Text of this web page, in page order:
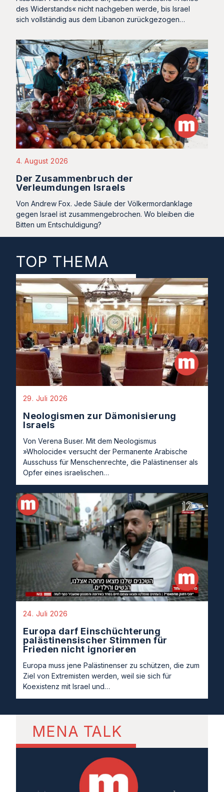
des Widerstands« nicht nachgeben werde, bis Israel
sich vollständig aus dem Libanon zurückgezogen…
4. August 2026
Der Zusammenbruch der
Verleumdungen Israels
Von Andrew Fox. Jede Säule der Völkermordanklage
gegen Israel ist zusammengebrochen. Wo bleiben die
Bitten um Entschuldigung?
TOP THEMA
29. Juli 2026
Neologismen zur Dämonisierung
Israels
Von Verena Buser. Mit dem Neologismus
»Wholocide« versucht der Permanente Arabische
Ausschuss für Menschenrechte, die Palästinenser als
Opfer eines israelischen…
24. Juli 2026
Europa darf Einschüchterung
palästinensischer Stimmen für
Frieden nicht ignorieren
Europa muss jene Palästinenser zu schützen, die zum
Ziel von Extremisten werden, weil sie sich für
Koexistenz mit Israel und…
MENA TALK